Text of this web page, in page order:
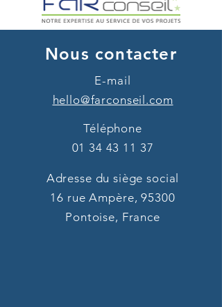
Nous contacter
E-mail
hello@farconseil.com
Téléphone
01 34 43 11 37
Adresse du siège social
16 rue Ampère, 95300
Pontoise, France